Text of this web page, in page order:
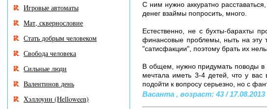
С ним нужно аккуратно
денег взаймы попросить, много.
Естественно, не с бухты-барахты
финансовые проблемы, ныть на эту
"сатисфакции", поэтому брать их
В общем, нужно придумать поводы в
мечтала иметь 3-4 детей, что у вас
подойти к вопросу серьезно, но с
Васанта , возраст: 43 / 17.08.2013
Игровые автоматы
Мат, сквернословие
Стать добрым человеком
Свобода человека
Сильные люди
Валентинов день
Хэллоуин (Helloween)